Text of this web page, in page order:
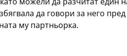
да говори за него
му партньорка.